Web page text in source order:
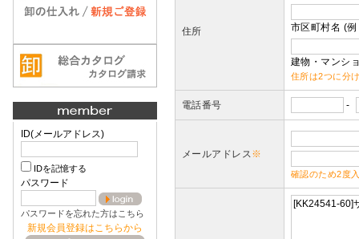
ID(メールアドレス)
IDを記憶する
パスワード
パスワードを忘れた方はこちら
新規会員登録はこちらから
住所 市区町村名 (
建物・マンシ
住所は2つに分
電話番号 -
メールアドレス※
確認のため2度